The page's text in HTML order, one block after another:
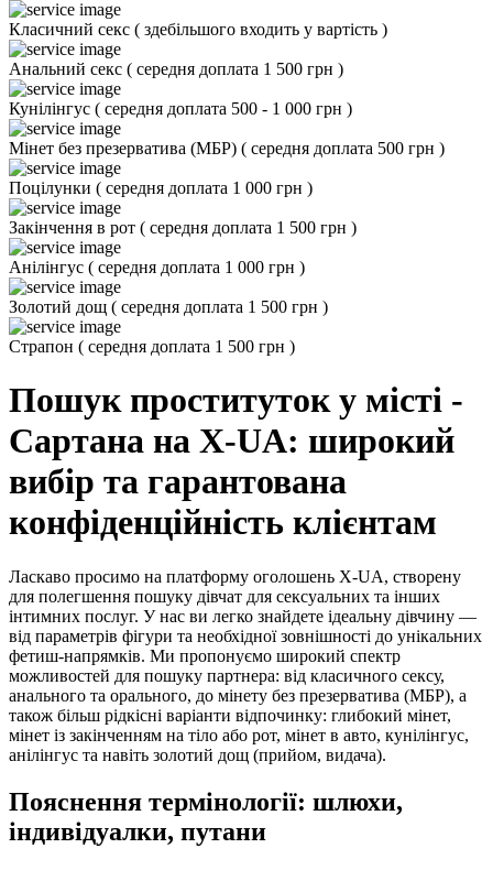
Класичний секс ( здебільшого входить у вартість )
Анальний секс ( середня доплата 1 500 грн )
Кунілінгус ( середня доплата 500 - 1 000 грн )
Мінет без презерватива (МБР) ( середня доплата 500 грн )
Поцілунки ( середня доплата 1 000 грн )
Закінчення в рот ( середня доплата 1 500 грн )
Анілінгус ( середня доплата 1 000 грн )
Золотий дощ ( середня доплата 1 500 грн )
Страпон ( середня доплата 1 500 грн )
Пошук проституток у місті -
Сартана на X-UA: широкий
вибір та гарантована
конфіденційність клієнтам
Ласкаво просимо на платформу оголошень X-UA, створену
для полегшення пошуку дівчат для сексуальних та інших
інтимних послуг. У нас ви легко знайдете ідеальну дівчину —
від параметрів фігури та необхідної зовнішності до унікальних
фетиш-напрямків. Ми пропонуємо широкий спектр
можливостей для пошуку партнера: від класичного сексу,
анального та орального, до мінету без презерватива (МБР), а
також більш рідкісні варіанти відпочинку: глибокий мінет,
мінет із закінченням на тіло або рот, мінет в авто, кунілінгус,
анілінгус та навіть золотий дощ (прийом, видача).
Пояснення термінології: шлюхи,
індивідуалки, путани